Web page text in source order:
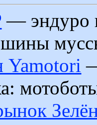
— эндуро
шины
Yamotori